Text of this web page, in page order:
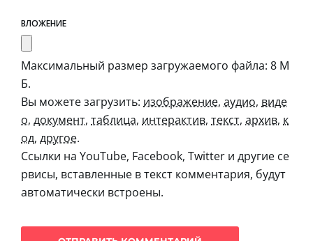
ВЛОЖЕНИЕ
Максимальный размер загружаемого файла: 8 М
Б.
Вы можете загрузить: изображение, аудио, виде
о, документ, таблица, интерактив, текст, архив, к
од, другое.
Ссылки на YouTube, Facebook, Twitter и другие се
рвисы, вставленные в текст комментария, будут
автоматически встроены.